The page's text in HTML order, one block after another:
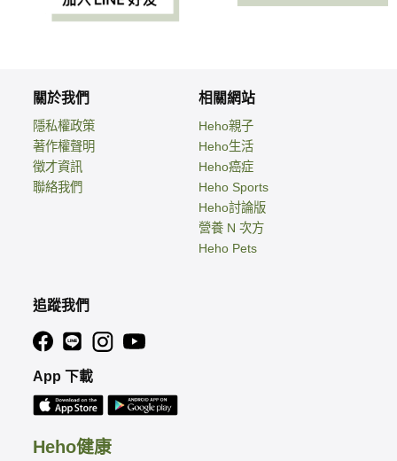
Heho健康
關於我們
隱私權政策
著作權聲明
徵才資訊
聯絡我們
相關網站
Heho親子
Heho生活
Heho癌症
Heho Sports
Heho討論版
營養 N 次方
Heho Pets
追蹤我們
App 下載